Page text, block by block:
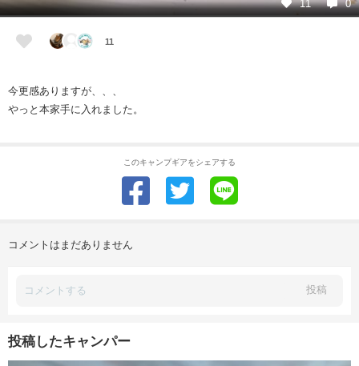
11 0
11
今更感ありますが、、、
やっと本家手に入れました。
このキャンプギアをシェアする
コメントはまだありません
投稿
投稿したキャンパー